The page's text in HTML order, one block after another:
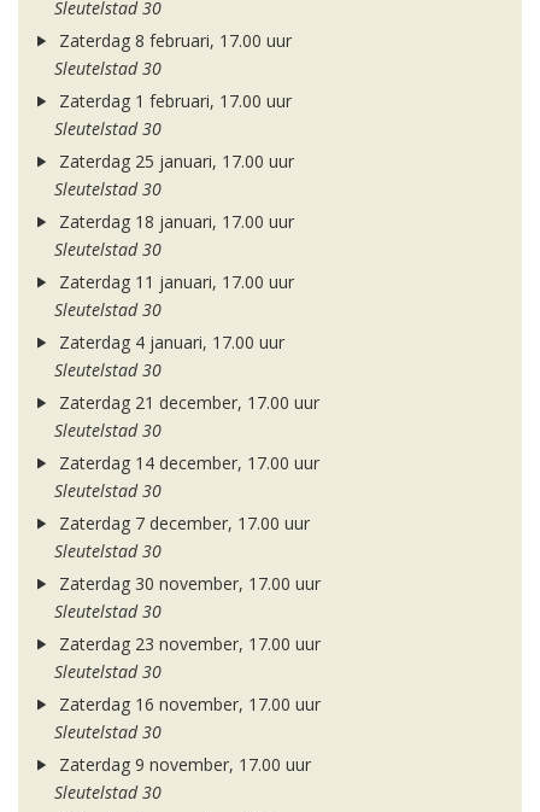
Sleutelstad 30
Zaterdag 8 februari, 17.00 uur
Sleutelstad 30
Zaterdag 1 februari, 17.00 uur
Sleutelstad 30
Zaterdag 25 januari, 17.00 uur
Sleutelstad 30
Zaterdag 18 januari, 17.00 uur
Sleutelstad 30
Zaterdag 11 januari, 17.00 uur
Sleutelstad 30
Zaterdag 4 januari, 17.00 uur
Sleutelstad 30
Zaterdag 21 december, 17.00 uur
Sleutelstad 30
Zaterdag 14 december, 17.00 uur
Sleutelstad 30
Zaterdag 7 december, 17.00 uur
Sleutelstad 30
Zaterdag 30 november, 17.00 uur
Sleutelstad 30
Zaterdag 23 november, 17.00 uur
Sleutelstad 30
Zaterdag 16 november, 17.00 uur
Sleutelstad 30
Zaterdag 9 november, 17.00 uur
Sleutelstad 30